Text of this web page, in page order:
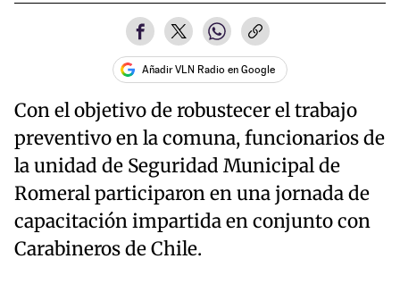
Añadir VLN Radio en Google
Con el objetivo de robustecer el trabajo
preventivo en la comuna, funcionarios de
la unidad de Seguridad Municipal de
Romeral participaron en una jornada de
capacitación impartida en conjunto con
Carabineros de Chile.